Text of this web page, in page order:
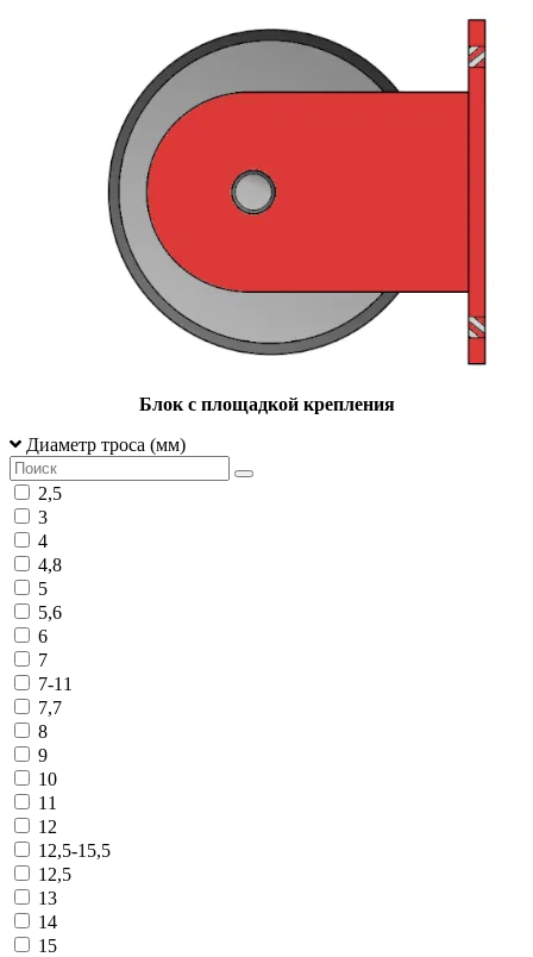
Блок с площадкой крепления
Диаметр троса (мм)
2,5
3
4
4,8
5
5,6
6
7
7-11
7,7
8
9
10
11
12
12,5-15,5
12,5
13
14
15